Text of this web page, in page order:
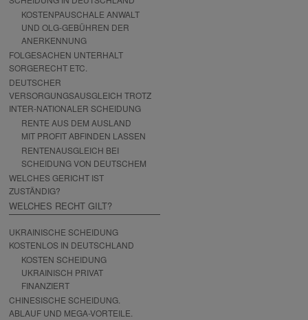
KOSTENPAUSCHALE ANWALT
UND OLG-GEBÜHREN DER
ANERKENNUNG
FOLGESACHEN UNTERHALT
SORGERECHT ETC.
DEUTSCHER
VERSORGUNGSAUSGLEICH TROTZ
INTER-NATIONALER SCHEIDUNG
RENTE AUS DEM AUSLAND
MIT PROFIT ABFINDEN LASSEN
RENTENAUSGLEICH BEI
SCHEIDUNG VON DEUTSCHEM
WELCHES GERICHT IST
ZUSTÄNDIG?
WELCHES RECHT GILT?
UKRAINISCHE SCHEIDUNG
KOSTENLOS IN DEUTSCHLAND
KOSTEN SCHEIDUNG
UKRAINISCH PRIVAT
FINANZIERT
CHINESISCHE SCHEIDUNG.
ABLAUF UND MEGA-VORTEILE.